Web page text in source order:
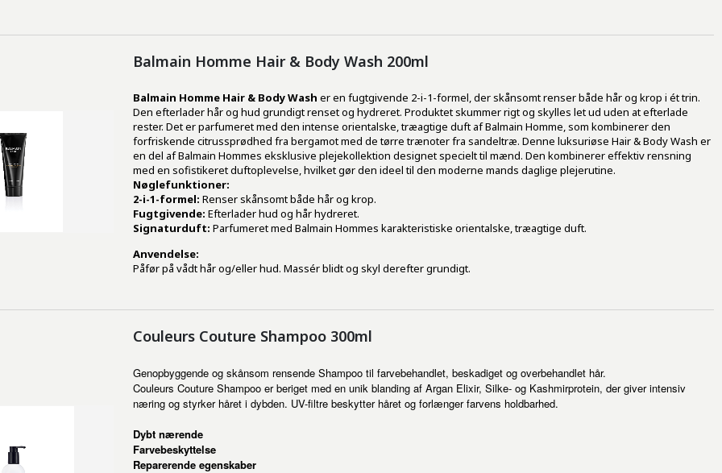
Balmain Homme Hair & Body Wash 200ml
Balmain Homme Hair & Body Wash er en fugtgivende 2-i-1-formel, der skånsomt renser både hår og krop i ét trin.
Den efterlader hår og hud grundigt renset og hydreret. Produktet skummer rigt og skylles let ud uden at efterlade
rester. Det er parfumeret med den intense orientalske, træagtige duft af Balmain Homme, som kombinerer den
forfriskende citrussprødhed fra bergamot med de tørre trænoter fra sandeltræ. Denne luksuriøse Hair & Body Wash er
en del af Balmain Hommes eksklusive plejekollektion designet specielt til mænd. Den kombinerer effektiv rensning
med en sofistikeret duftoplevelse, hvilket gør den ideel til den moderne mands daglige plejerutine.
Nøglefunktioner:
2-i-1-formel: Renser skånsomt både hår og krop.
Fugtgivende: Efterlader hud og hår hydreret.
Signaturduft: Parfumeret med Balmain Hommes karakteristiske orientalske, træagtige duft.
Anvendelse:
Påfør på vådt hår og/eller hud. Massér blidt og skyl derefter grundigt.
Couleurs Couture Shampoo 300ml
Genopbyggende og skånsom rensende Shampoo til farvebehandlet, beskadiget og overbehandlet hår.
Couleurs Couture Shampoo er beriget med en unik blanding af Argan Elixir, Silke- og Kashmirprotein, der giver intensiv
næring og styrker håret i dybden. UV-filtre beskytter håret og forlænger farvens holdbarhed.
Dybt nærende
Farvebeskyttelse
Reparerende egenskaber